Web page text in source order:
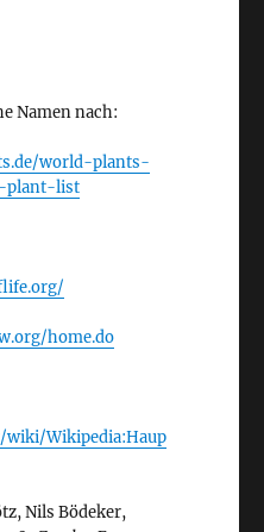
Namen nach:
world-plants-
plant-list
home.do
Wikipedia:Haup
Nils Bödeker,